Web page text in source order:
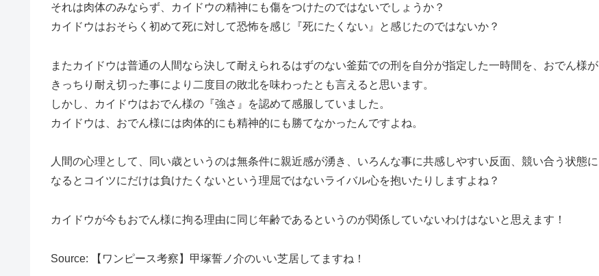
それは肉体のみならず、カイドウの精神にも傷をつけたのではないでしょうか？
カイドウはおそらく初めて死に対して恐怖を感じ『死にたくない』と感じたのではないか？
またカイドウは普通の人間なら決して耐えられるはずのない釜茹での刑を自分が指定した一時間を、おでん様が
きっちり耐え切った事により二度目の敗北を味わったとも言えると思います。
しかし、カイドウはおでん様の『強さ』を認めて感服していました。
カイドウは、おでん様には肉体的にも精神的にも勝てなかったんですよね。
人間の心理として、同い歳というのは無条件に親近感が湧き、いろんな事に共感しやすい反面、競い合う状態に
なるとコイツにだけは負けたくないという理屈ではないライバル心を抱いたりしますよね？
カイドウが今もおでん様に拘る理由に同じ年齢であるというのが関係していないわけはないと思えます！
Source: 【ワンピース考察】甲塚誓ノ介のいい芝居してますね！